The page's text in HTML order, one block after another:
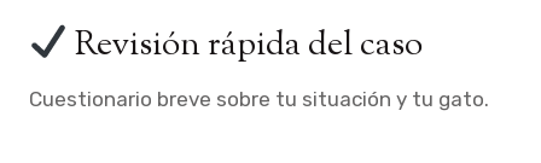
​ Revisión rápida del caso
Cuestionario breve sobre tu situación y tu gato.